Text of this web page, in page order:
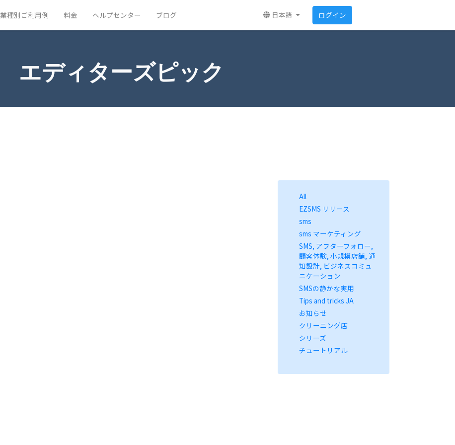
業種別ご利用例 料金 ヘルプセンター ブログ 日本語 ログイン
エディターズピック
All
EZSMS リリース
sms
sms マーケティング
SMS, アフターフォロー,
顧客体験, 小規模店舗, 通
知設計, ビジネスコミュ
ニケーション
SMSの静かな実用
Tips and tricks JA
お知らせ
クリーニング店
シリーズ
チュートリアル